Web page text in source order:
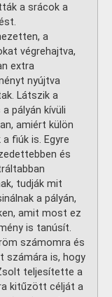
a srácok a
a
végrehajtva,
extra
nyújtva
Látszik a
pályán kívüli
amiért külön
fiúk is. Egyre
és
tudják mit
a pályán,
amit most ez
is tanúsít.
számomra és
számára is, hogy
teljesítette a
kitűzött célját a